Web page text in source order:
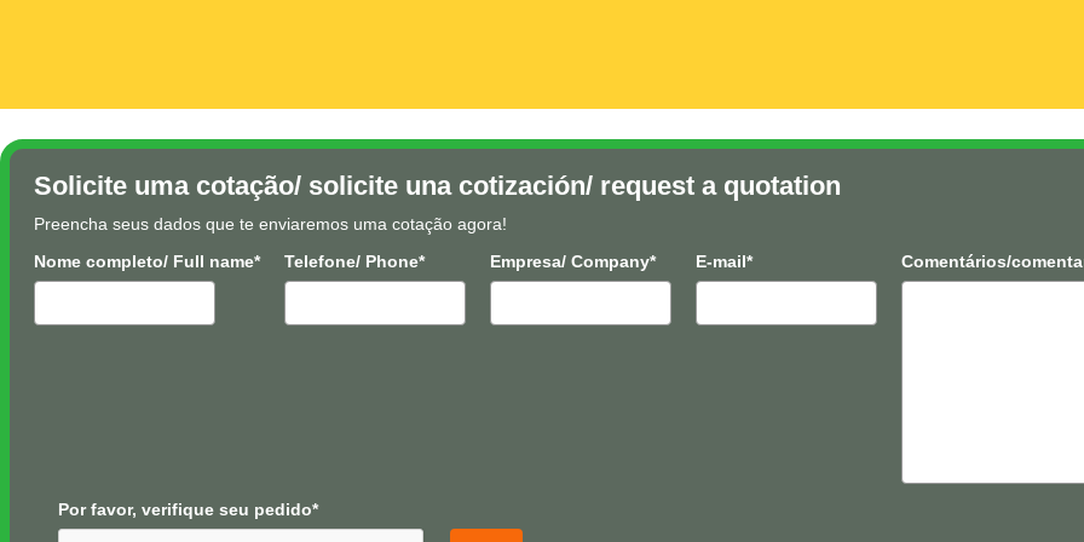
Solicite uma cotação/ solicite una cotización/ request a quotation
Preencha seus dados que te enviaremos uma cotação agora!
Nome completo/ Full name*
Telefone/ Phone* Empresa/ Company* E-mail* Comentários/
Por favor, verifique seu pedido*